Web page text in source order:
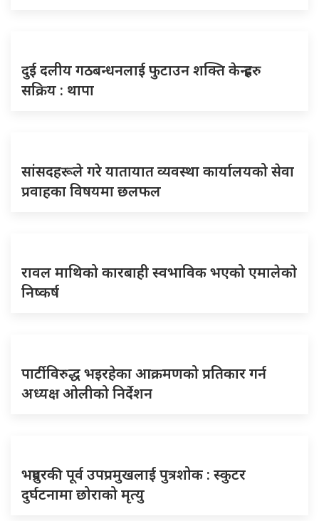
दुई दलीय गठबन्धनलाई फुटाउन शक्ति केन्द्रहरु
सक्रिय : थापा
सांसदहरूले गरे यातायात व्यवस्था कार्यालयको सेवा
प्रवाहका विषयमा छलफल
रावल माथिको कारबाही स्वभाविक भएको एमालेकाे
निष्कर्ष
पार्टीविरुद्ध भइरहेका आक्रमणको प्रतिकार गर्न
अध्यक्ष ओलीको निर्देशन
भद्रपुरकी पूर्व उपप्रमुखलाई पुत्रशोक : स्कुटर
दुर्घटनामा छोराको मृत्यु